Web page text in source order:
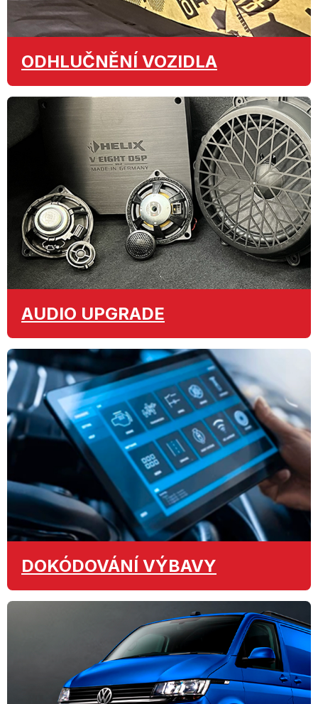
ODHLUČNĚNÍ VOZIDLA
AUDIO UPGRADE
DOKÓDOVÁNÍ VÝBAVY